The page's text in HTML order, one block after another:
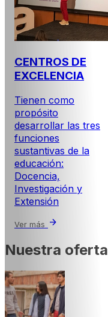
CENTROS DE
EXCELENCIA
Tienen como
propósito
desarrollar las tres
funciones
sustantivas de la
educación:
Docencia,
Investigación y
Extensión
Ver más arrow_forward
Nuestra oferta